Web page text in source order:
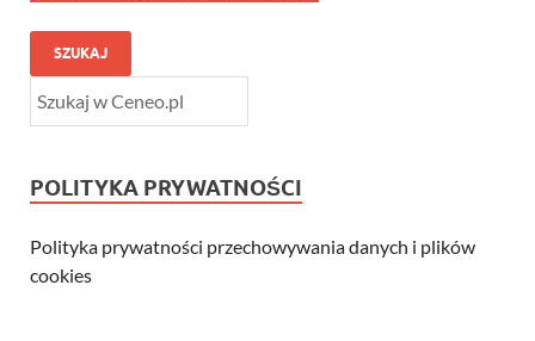
SZUKAJ
POLITYKA PRYWATNOŚCI
Polityka prywatności przechowywania danych i plików
cookies